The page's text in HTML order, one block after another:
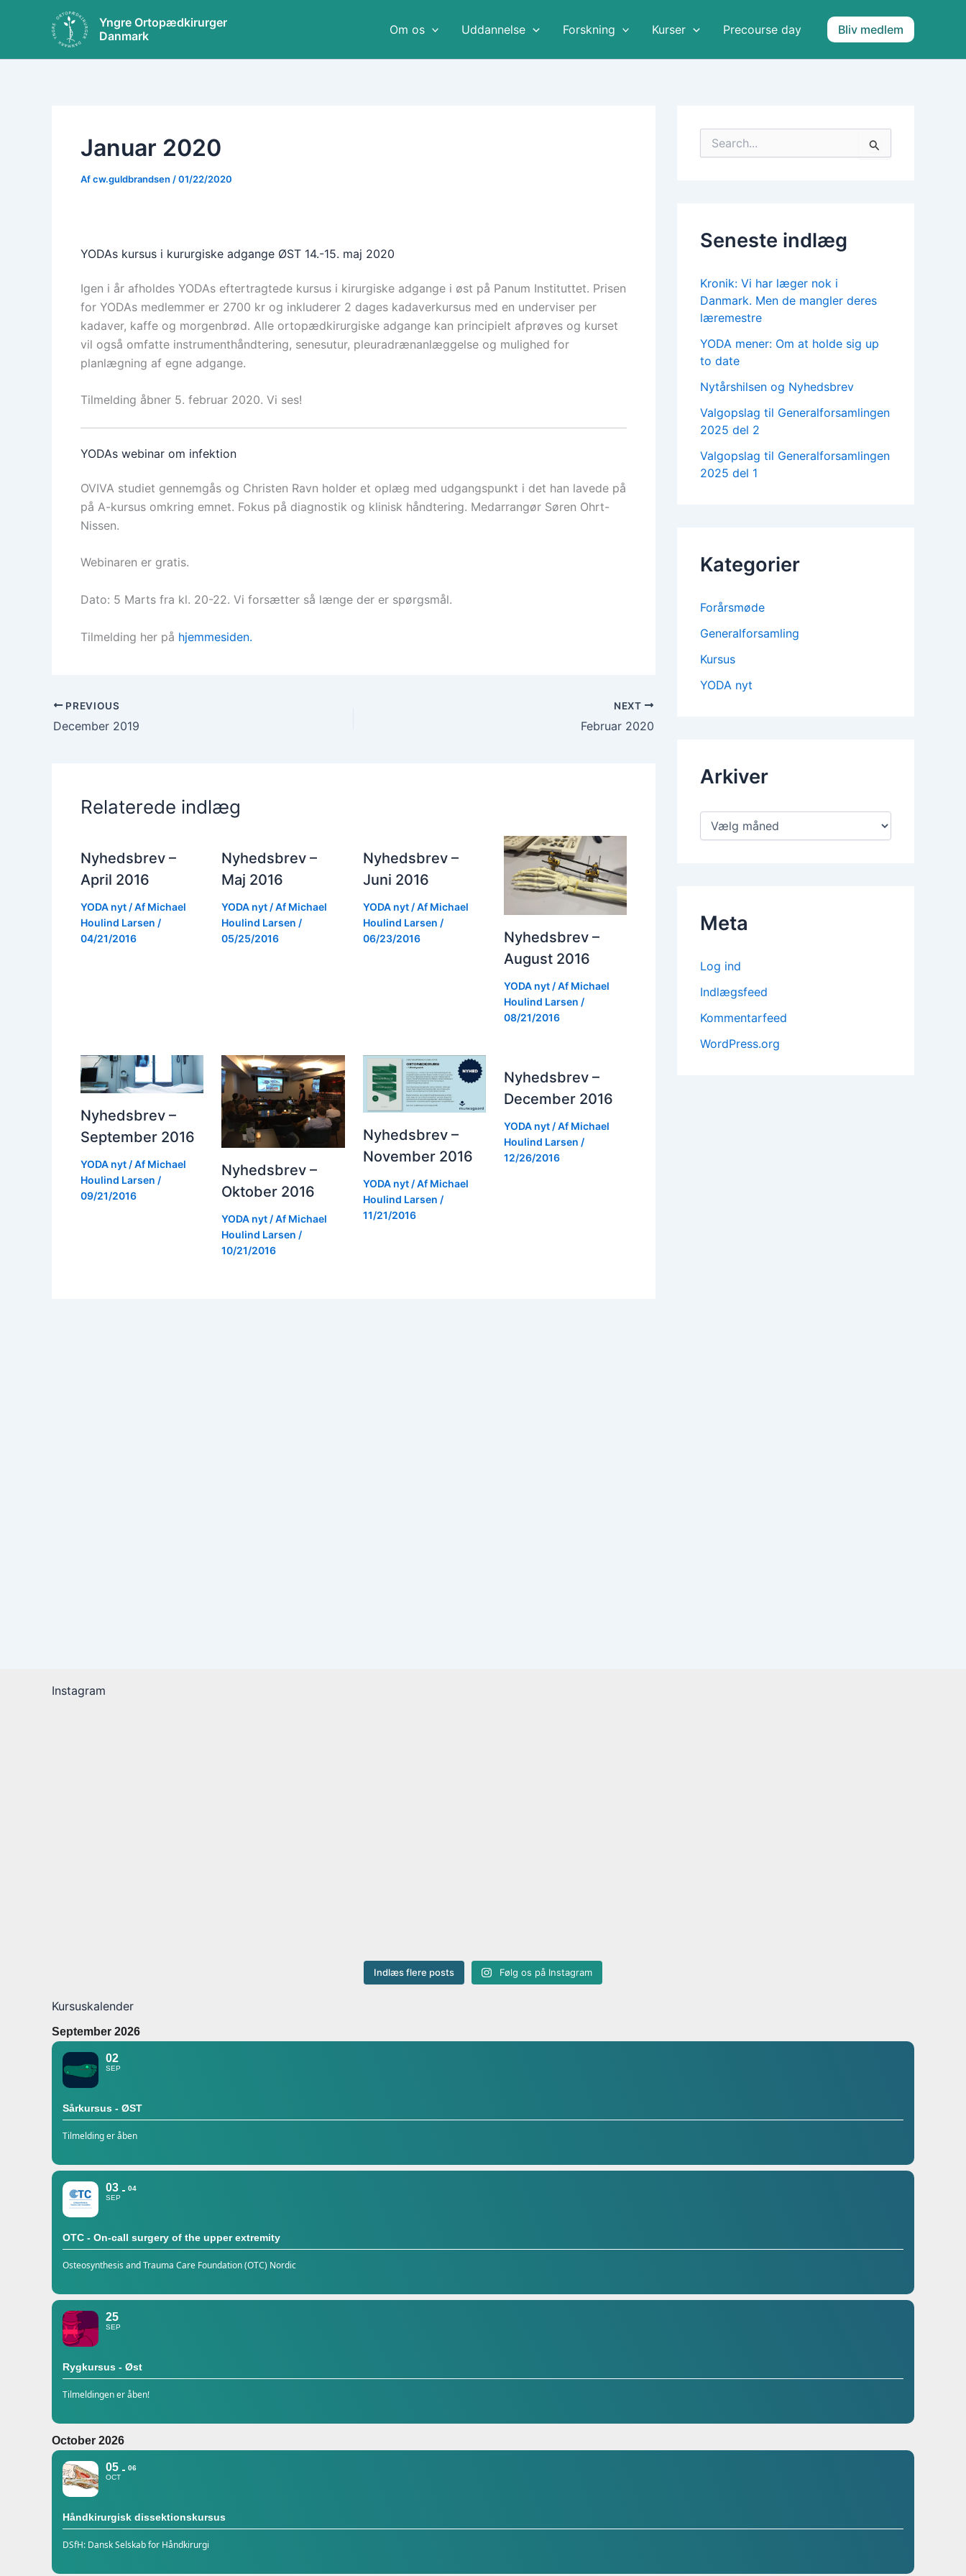
Yngre Ortopædkirurger
Danmark
Om os Uddannelse Forskning Kurser Precourse day Bliv medlem
Januar 2020
Afcw.guldbrandsen /01/22/2020
YODAs kursus i kururgiske adgange ØST 14.-15. maj 2020
Igen i år afholdes YODAs eftertragtede kursus i kirurgiske adgange i øst på Panum Instituttet. Prisen
for YODAs medlemmer er 2700 kr og inkluderer 2 dages kadaverkursus med en underviser per
kadaver, kaffe og morgenbrød. Alle ortopædkirurgiske adgange kan principielt afprøves og kurset
vil også omfatte instrumenthåndtering, senesutur, pleuradrænanlæggelse og mulighed for
planlægning af egne adgange.
Tilmelding åbner 5. februar 2020. Vi ses!
YODAs webinar om infektion
OVIVA studiet gennemgås og Christen Ravn holder et oplæg med udgangspunkt i det han lavede på
på A-kursus omkring emnet. Fokus på diagnostik og klinisk håndtering. Medarrangør Søren Ohrt-
Nissen.
Webinaren er gratis.
Dato: 5 Marts fra kl. 20-22. Vi forsætter så længe der er spørgsmål.
Tilmelding her på hjemmesiden.
PREVIOUS
December 2019
NEXT
Februar 2020
Relaterede indlæg
Nyhedsbrev –
April 2016
YODA nyt / Af Michael
Houlind Larsen /
04/21/2016
Nyhedsbrev –
Maj 2016
YODA nyt / Af Michael
Houlind Larsen /
05/25/2016
Nyhedsbrev –
Juni 2016
YODA nyt/ Af Michael
Houlind Larsen /
06/23/2016
Nyhedsbrev –
August 2016
YODA nyt/ Af Michael
Houlind Larsen /
08/21/2016
Nyhedsbrev –
September 2016
YODA nyt / Af Michael
Houlind Larsen /
09/21/2016
Nyhedsbrev –
Oktober 2016
YODA nyt / Af Michael
Houlind Larsen /
10/21/2016
Nyhedsbrev –
November 2016
YODA nyt/ Af Michael
Houlind Larsen /
11/21/2016
Nyhedsbrev –
December 2016
YODA nyt/ Af Michael
Houlind Larsen /
12/26/2016
ø
rSeneste indlæg
Kronik: Vi har læger nok i
Danmark. Men de mangler deres
læremestre
YODA mener: Om at holde sig up
to date
Nytårshilsen og Nyhedsbrev
Valgopslag til Generalforsamlingen
2025 del 2
Valgopslag til Generalforsamlingen
2025 del 1
Kategorier
Forårsmøde
Generalforsamling
Kursus
YODA nyt
Arkiver
v
Meta
Log ind
Indlægsfeed
Kommentarfeed
WordPress.org
Instagram
Indlæs flere posts Følg os på Instagram
Kursuskalender
September 2026
02
SEP
Sårkursus - ØST
Tilmelding er åben
03
SEP
04
OTC - On-call surgery of the upper extremity
Osteosynthesis and Trauma Care Foundation (OTC) Nordic
25
SEP
Rygkursus - Øst
Tilmeldingen er åben!
October 2026
05
OCT
06
Håndkirurgisk dissektionskursus
DSfH: Dansk Selskab for Håndkirurgi